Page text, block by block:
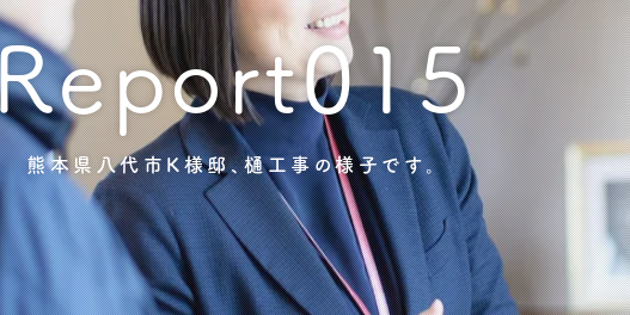
熊本県八代市K様邸、樋工事の様子です。